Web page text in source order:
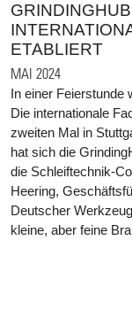
ETABLIERT
MAI 2024
In einer Feierstunde
Die internationale
zweiten Mal in
hat sich die
die Schleiftechnik-
Heering,
Deutscher
kleine, aber feine